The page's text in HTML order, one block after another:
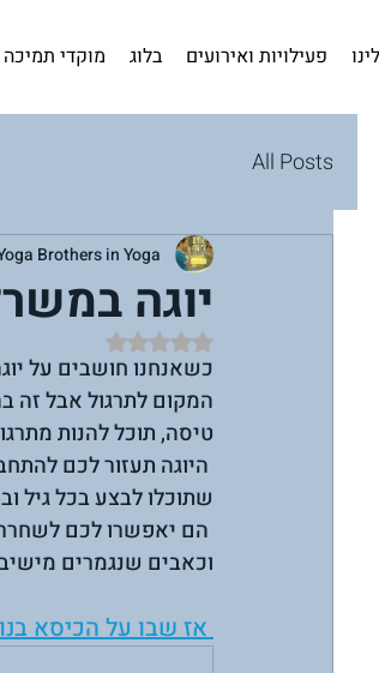
פעילויות ואירועים בלוג מוקדי תמיכה
All Posts
יוגה
Brothers in Yoga
דירוג של NaN מתוך 5 כוכבים
כשאנחנו חושבים על
המקום לתרגול אבל זה
טיסה, תוכל להנות
היוגה תעזור לכם
שתוכלו לבצע בכל גיל
הם יאפשרו לכם לשחרר
וכאבים שנגמרים
אז שבו על הכיסא בנוחות(אתם מוזמנים לחלוץ את הנעליים) ולתרגל את התנוחות השונות: